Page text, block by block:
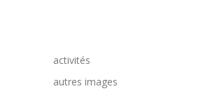
activités
autres images